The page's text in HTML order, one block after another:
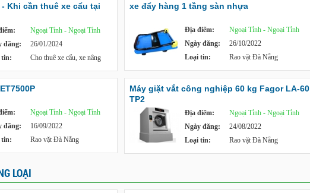
- Khi cần thuê xe cẩu tại
Ngoại Tỉnh - Ngoại Tỉnh
đăng:
26/01/2024
tin:
Cho thuê xe cẩu, xe nâng
xe đẩy hàng 1 tầng sàn nhựa
Địa điểm:
Ngoại Tỉnh - Ngoại Tỉnh
Ngày đăng:
26/10/2022
Loại tin:
Rao vặt Đà Nẵng
Ngoại Tỉnh - Ngoại Tỉnh
đăng:
16/09/2022
tin:
Rao vặt Đà Nẵng
Máy giặt vắt công nghiệp 60 kg Fagor LA-60
TP2
Địa điểm:
Ngoại Tỉnh - Ngoại Tỉnh
Ngày đăng:
24/08/2022
Loại tin:
Rao vặt Đà Nẵng
LOẠI